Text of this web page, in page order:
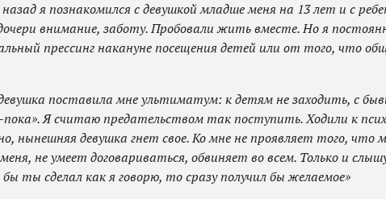
я познакомился с девушкой младше меня на 13 лет и с
внимание, заботу. Пробовали жить вместе. Но я
прессинг накануне посещения детей или от того, что
поставила мне ультиматум: к детям не заходить, с
Я считаю предательством так поступить. Ходили к
нынешняя девушка гнет свое. Ко мне не проявляет того, что
не умеет договариваться, обвиняет во всем. Только и
ты сделал как я говорю, то сразу получил бы желаемое»